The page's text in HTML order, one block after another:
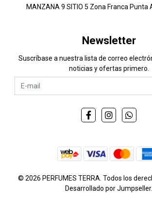
MANZANA 9 SITIO 5 Zona Franca Punta
Newsletter
Suscríbase a nuestra lista de correo
noticias y ofertas primero.
© 2026 PERFUMES TERRA. Todos los
Desarrollado por Jumpseller.